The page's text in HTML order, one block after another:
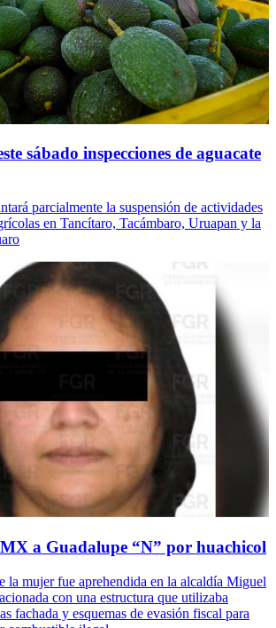
sábado inspecciones de aguacate
parcialmente la suspensión de actividades
en Tancítaro, Tacámbaro, Uruapan y la
a Guadalupe “N” por huachicol
la mujer fue aprehendida en la alcaldía Miguel
con una estructura que utilizaba
fachada y esquemas de evasión fiscal para